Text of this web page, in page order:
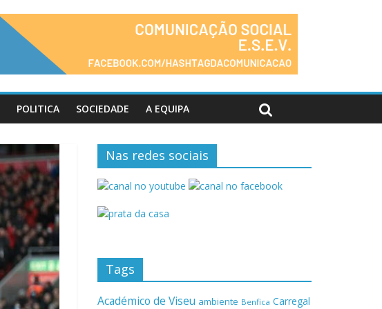
POLITICA SOCIEDADE A EQUIPA
Nas redes sociais
Tags
Académico de Viseu ambiente Benfica Carregal